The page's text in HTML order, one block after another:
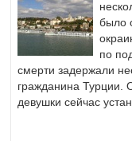
было
по
смерти задержали
гражданина Турции.
девушки сейчас